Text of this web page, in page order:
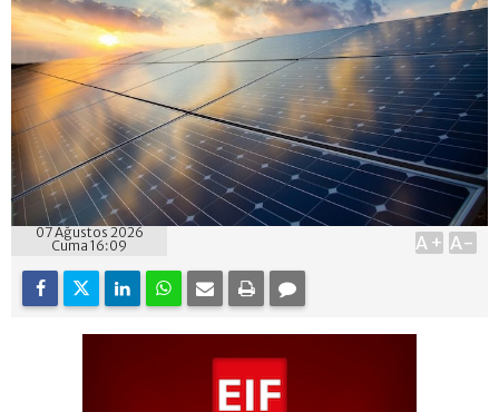
07 Ağustos 2026
Cuma 16:09
A+ A-